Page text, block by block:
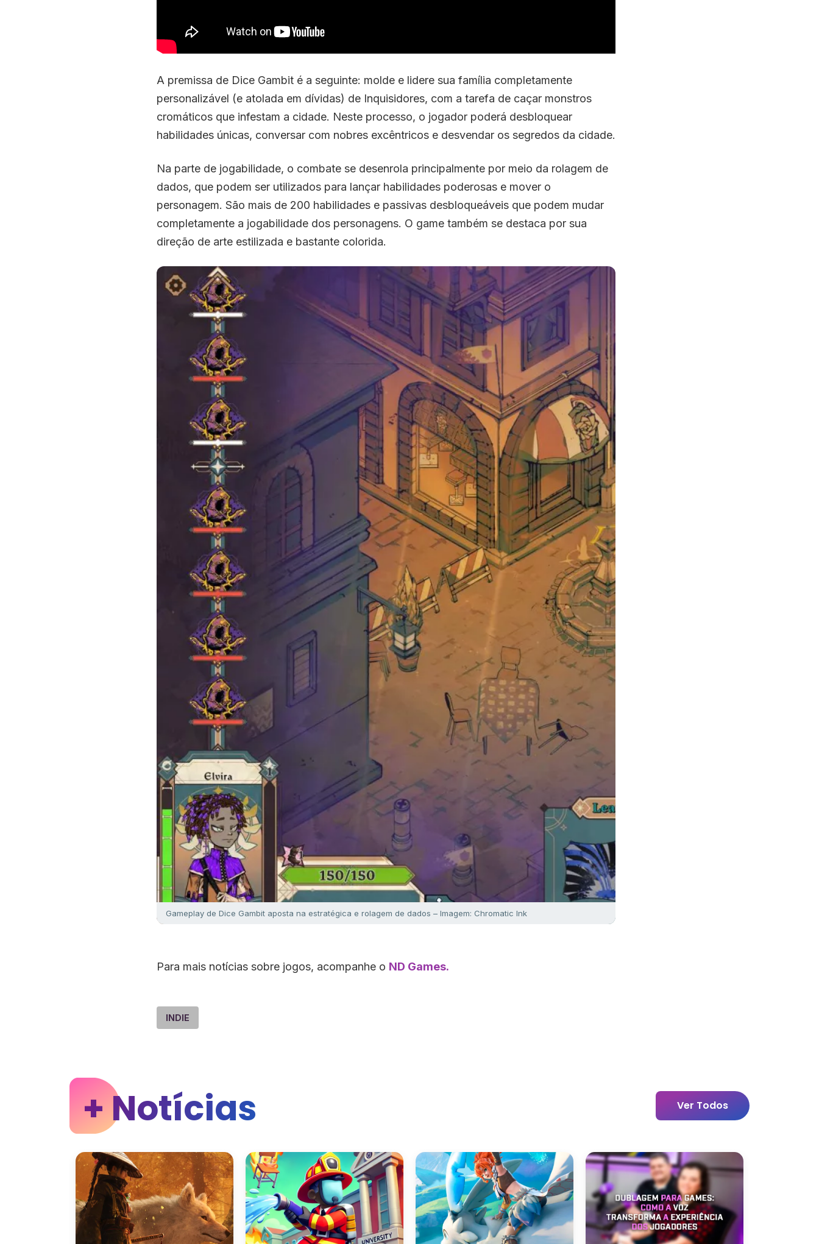
A premissa de Dice Gambit é a seguinte: molde e lidere sua família completamente
personalizável (e atolada em dívidas) de Inquisidores, com a tarefa de caçar monstros
cromáticos que infestam a cidade. Neste processo, o jogador poderá desbloquear
habilidades únicas, conversar com nobres excêntricos e desvendar os segredos da cidade.
Na parte de jogabilidade, o combate se desenrola principalmente por meio da rolagem de
dados, que podem ser utilizados para lançar habilidades poderosas e mover o
personagem. São mais de 200 habilidades e passivas desbloqueáveis que podem mudar
completamente a jogabilidade dos personagens. O game também se destaca por sua
direção de arte estilizada e bastante colorida.
Gameplay de Dice Gambit aposta na estratégica e rolagem de dados – Imagem: Chromatic Ink
Para mais notícias sobre jogos, acompanhe o ND Games.
INDIE
+ Notícias Ver Todos